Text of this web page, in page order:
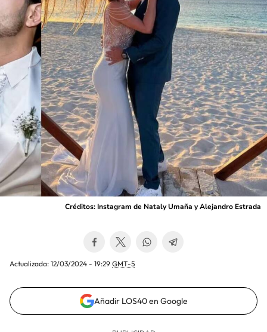
Créditos: Instagram de Nataly Umaña y Alejandro Estrada
Actualizada: 12/03/2024 - 19:29 GMT-5
Añadir LOS40 en Google